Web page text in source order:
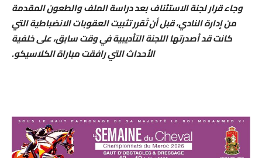
وجاء قرار لجنة الاستئناف بعد دراسة الملف والطعون المقدمة
من إدارة النادي، قبل أن تُقرر تثبيت العقوبات الانضباطية التي
كانت قد أصدرتها اللجنة التأديبية في وقت سابق، على خلفية
الأحداث التي رافقت مباراة الكلاسيكو.